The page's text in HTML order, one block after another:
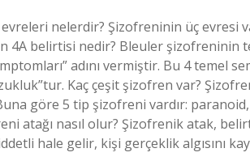
nelerdir? Şizofreninin üç evresi
4A belirtisi nedir? Bleuler şizofreninin
adını vermiştir. Bu 4 temel
Kaç çeşit şizofren var?
göre 5 tip şizofreni vardır:
atağı nasıl olur? Şizofrenik atak,
hale gelir, kişi gerçeklik algısını